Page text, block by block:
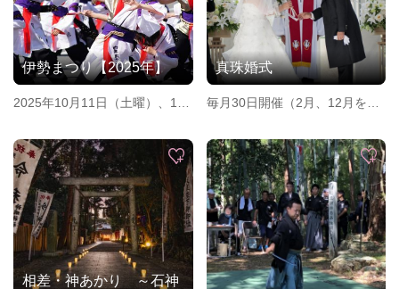
伊勢まつり【2025年】
2025年10月11日（土曜）、10
真珠婚式
毎月30日開催（2月、12月を除
相差・神あかり ～石神